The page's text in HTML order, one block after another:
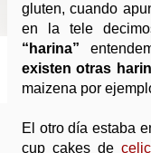
gluten, cuando
en la tele
“harina”
existen otras
maizena por
El otro día estaba
cup cakes de